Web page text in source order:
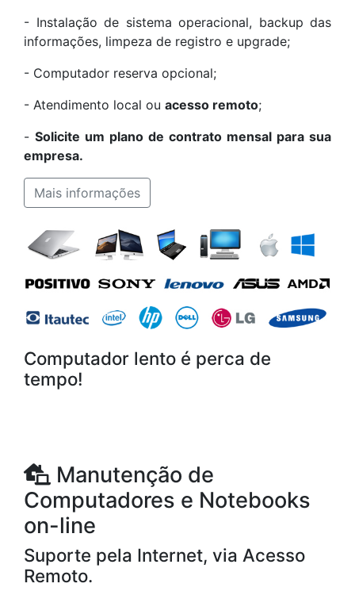
- Instalação de sistema operacional, backup das
informações, limpeza de registro e upgrade;
- Computador reserva opcional;
- Atendimento local ou acesso remoto;
- Solicite um plano de contrato mensal para sua
empresa.
Mais informações
Computador lento é perca de
tempo!
Manutenção de
Computadores e Notebooks
on-line
Suporte pela Internet, via Acesso
Remoto.